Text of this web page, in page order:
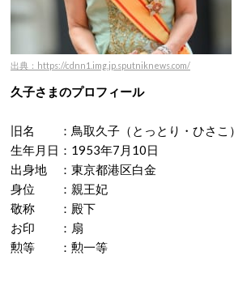
出典：https://cdnn1.img.jp.sputniknews.com/
久子さまのプロフィール
旧名 ：鳥取久子（とっとり・ひさこ）
生年月日：1953年7月10日
出身地 ：東京都港区白金
身位 ：親王妃
敬称 ：殿下
お印 ：扇
勲等 ：勲一等